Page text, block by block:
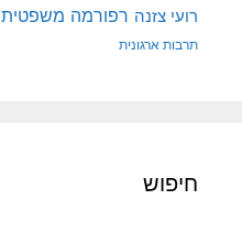
רועי צזנה רפורמה משפטית
תרבות ארגונית
חיפוש